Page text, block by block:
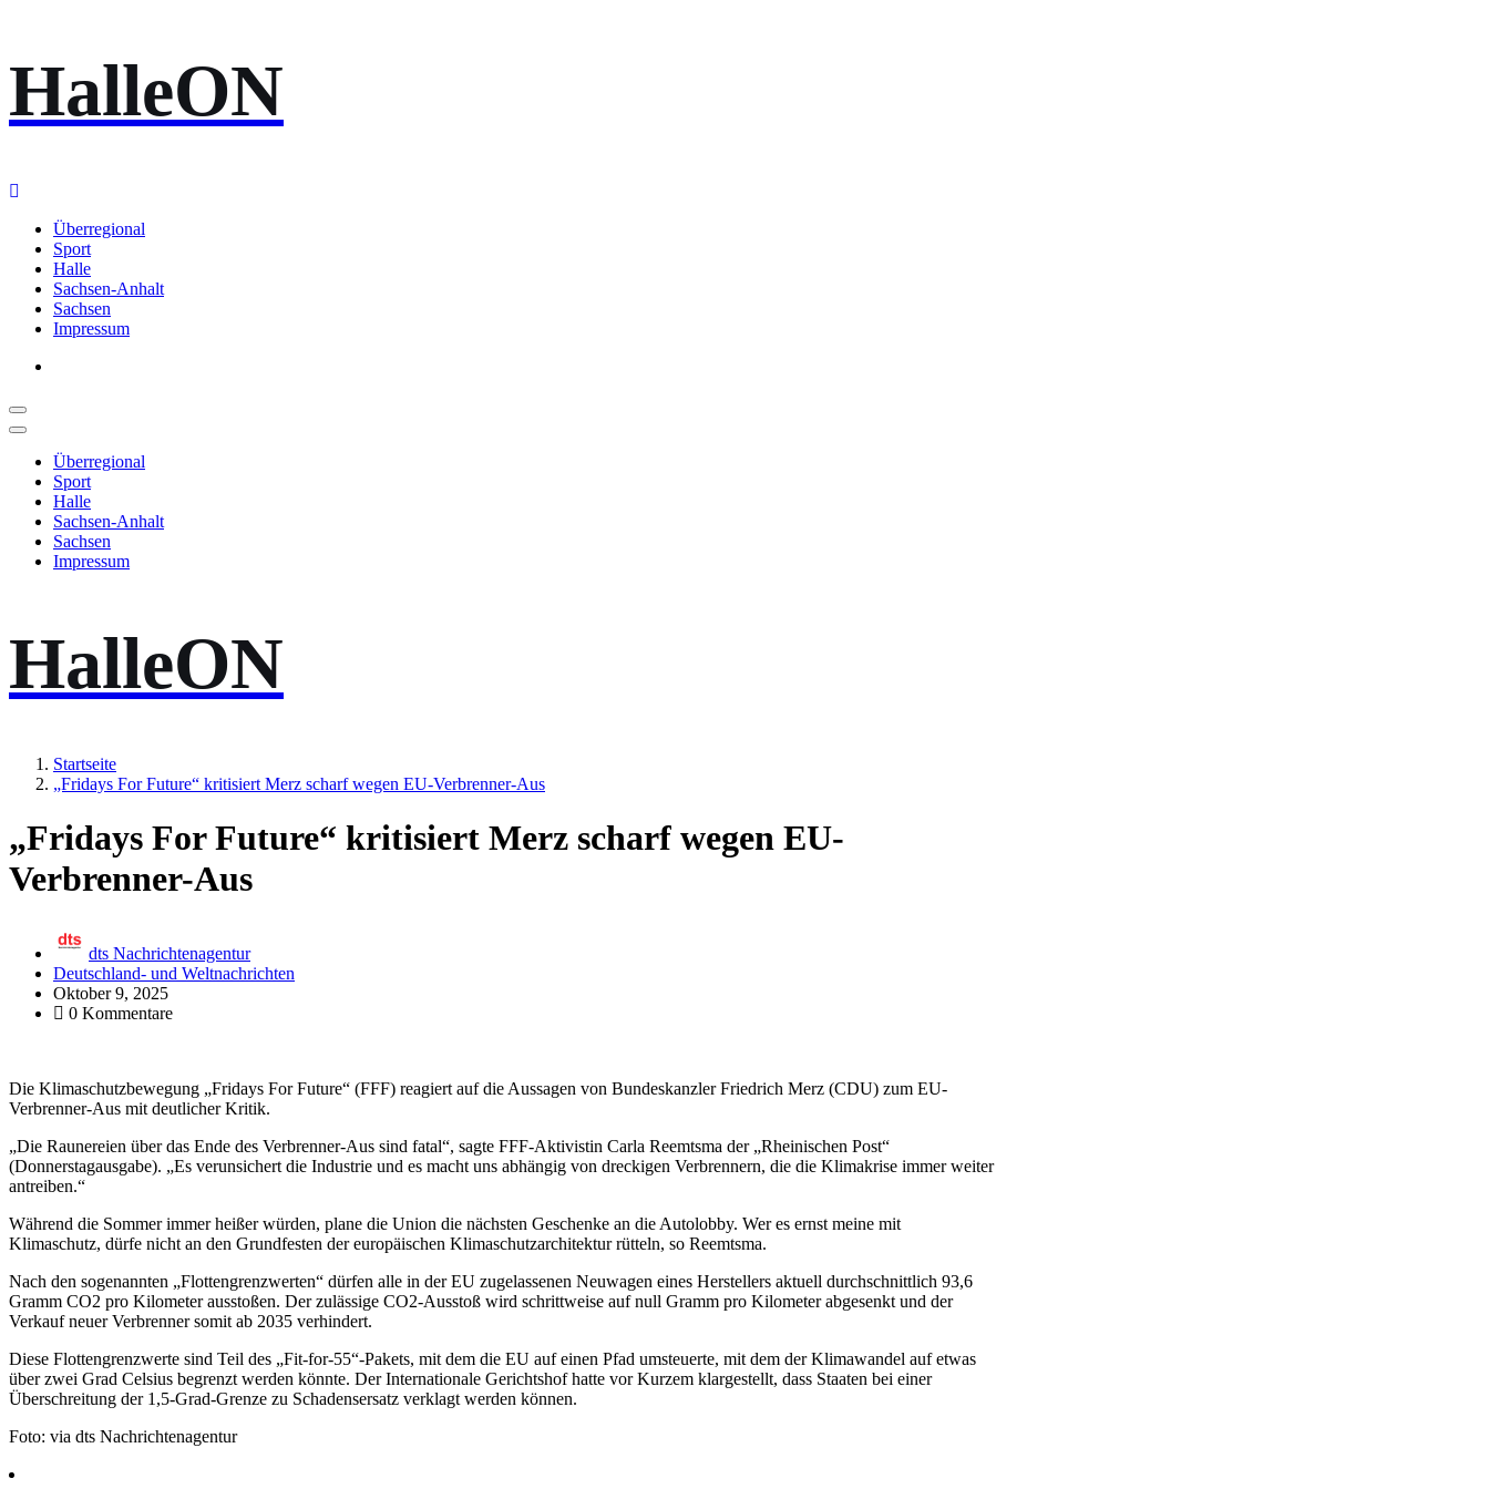
Inhalt
springen
HalleON
Überregional
Sport
Halle
Sachsen-Anhalt
Sachsen
Impressum
Überregional
Sport
Halle
Sachsen-Anhalt
Sachsen
Impressum
HalleON
Startseite
„Fridays For Future“ kritisiert Merz scharf wegen EU-Verbrenner-Aus
„Fridays For Future“ kritisiert Merz scharf wegen EU-
Verbrenner-Aus
dts Nachrichtenagentur
Deutschland- und Weltnachrichten
Oktober 9, 2025
0 Kommentare
Die Klimaschutzbewegung „Fridays For Future“ (FFF) reagiert auf die Aussagen von Bundeskanzler Friedrich Merz (CDU) zum EU-
Verbrenner-Aus mit deutlicher Kritik.
„Die Raunereien über das Ende des Verbrenner-Aus sind fatal“, sagte FFF-Aktivistin Carla Reemtsma der „Rheinischen Post“
(Donnerstagausgabe). „Es verunsichert die Industrie und es macht uns abhängig von dreckigen Verbrennern, die die Klimakrise immer weiter
antreiben.“
Während die Sommer immer heißer würden, plane die Union die nächsten Geschenke an die Autolobby. Wer es ernst meine mit
Klimaschutz, dürfe nicht an den Grundfesten der europäischen Klimaschutzarchitektur rütteln, so Reemtsma.
Nach den sogenannten „Flottengrenzwerten“ dürfen alle in der EU zugelassenen Neuwagen eines Herstellers aktuell durchschnittlich 93,6
Gramm CO2 pro Kilometer ausstoßen. Der zulässige CO2-Ausstoß wird schrittweise auf null Gramm pro Kilometer abgesenkt und der
Verkauf neuer Verbrenner somit ab 2035 verhindert.
Diese Flottengrenzwerte sind Teil des „Fit-for-55“-Pakets, mit dem die EU auf einen Pfad umsteuerte, mit dem der Klimawandel auf etwas
über zwei Grad Celsius begrenzt werden könnte. Der Internationale Gerichtshof hatte vor Kurzem klargestellt, dass Staaten bei einer
Überschreitung der 1,5-Grad-Grenze zu Schadensersatz verklagt werden können.
Foto: via dts Nachrichtenagentur